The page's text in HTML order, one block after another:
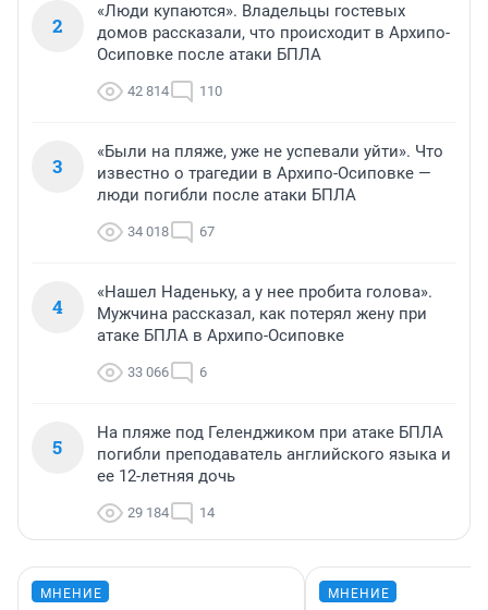
2
«Люди купаются». Владельцы гостевых
домов рассказали, что происходит в Архипо-
Осиповке после атаки БПЛА
42 814 110
3
«Были на пляже, уже не успевали уйти». Что
известно о трагедии в Архипо-Осиповке —
люди погибли после атаки БПЛА
34 018 67
4
«Нашел Наденьку, а у нее пробита голова».
Мужчина рассказал, как потерял жену при
атаке БПЛА в Архипо-Осиповке
33 066 6
5
На пляже под Геленджиком при атаке БПЛА
погибли преподаватель английского языка и
ее 12-летняя дочь
29 184 14
МНЕНИЕ МНЕНИЕ